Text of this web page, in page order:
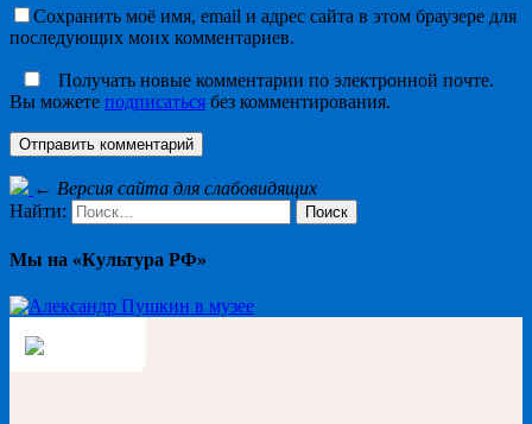
Сохранить моё имя, email и адрес сайта в этом браузере для
последующих моих комментариев.
Получать новые комментарии по электронной почте.
Вы можете подписаться без комментирования.
← Версия сайта для слабовидящих
Найти:
Мы на «Культура РФ»